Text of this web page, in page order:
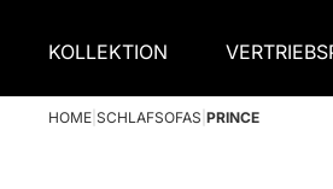
KOLLEKTION
HOME SCHLAFSOFAS PRINCE